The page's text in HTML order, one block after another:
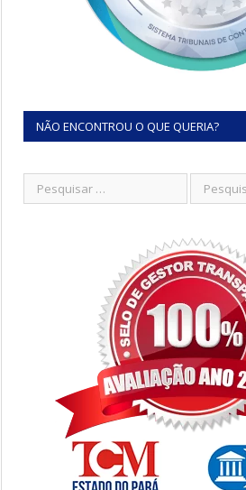
NÃO ENCONTROU O QUE QUERIA?